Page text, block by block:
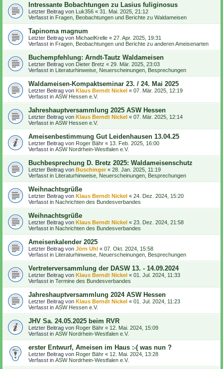
Intressante Bobachtungen zu Lasius fuliginosus
Letzter Beitrag von Luk356 « 31. Mai. 2025, 21:12
Verfasst in Fragen, Beobachtungen und Berichte zu Waldameisen
Tapinoma magnum
Letzter Beitrag von MichaelKrelle « 27. Apr. 2025, 19:31
Verfasst in Fragen, Beobachtungen und Berichte zu anderen Ameisenarten
Buchempfehlung: Arndt-Tautz Waldameisen
Letzter Beitrag von Dieter Bretz « 29. Mär. 2025, 23:03
Verfasst in Literaturhinweise, Neuerscheinungen, Besprechungen
Waldameisen-Kompaktseminar 23. / 24. Mai 2025
Letzter Beitrag von Klaus Berndt Nickel « 07. Mär. 2025, 12:19
Verfasst in ASW Hessen e.V.
Jahreshauptversammlung 2025 ASW Hessen
Letzter Beitrag von Klaus Berndt Nickel « 07. Mär. 2025, 12:14
Verfasst in ASW Hessen e.V.
Ameisenbestimmung Gut Leidenhausen 13.04.25
Letzter Beitrag von Roger Bähr « 13. Feb. 2025, 16:00
Verfasst in ASW Nordrhein-Westfalen e.V.
Buchbesprechung D. Bretz 2025: Waldameisenschutz
Letzter Beitrag von Buschinger« 28. Jan. 2025, 11:19
Verfasst in Literaturhinweise, Neuerscheinungen, Besprechungen
Weihnachtsgrüße
Letzter Beitrag von Klaus Berndt Nickel « 24. Dez. 2024, 15:20
Verfasst in Nachrichten des Bundesverbandes
Weihnachtsgrüße
Letzter Beitrag von Klaus Berndt Nickel « 23. Dez. 2024, 21:58
Verfasst in Nachrichten des Bundesverbandes
Ameisenkalender 2025
Letzter Beitrag von Jörn Uhl « 07. Okt. 2024, 15:58
Verfasst in Literaturhinweise, Neuerscheinungen, Besprechungen
Vertreterversammlung der DASW 13. - 14.09.2024
Letzter Beitrag von Klaus Berndt Nickel « 01. Jul. 2024, 11:33
Verfasst in Termine des Bundesverbandes
Jahreshauptversammlung 2024 ASW Hessen
Letzter Beitrag von Klaus Berndt Nickel « 01. Jul. 2024, 11:23
Verfasst in ASW Hessen e.V.
JHV Sa. 24.05.2025 beim RVR
Letzter Beitrag von Roger Bähr « 12. Mai. 2024, 15:09
Verfasst in ASW Nordrhein-Westfalen e.V.
erster Entwurf, Ameisen im Haus :-( was nun ?
Letzter Beitrag von Roger Bähr « 12. Mai. 2024, 13:28
Verfasst in ASW Nordrhein-Westfalen e.V.